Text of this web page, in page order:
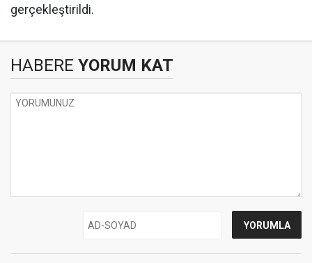
gerçekleştirildi.
HABERE YORUM KAT